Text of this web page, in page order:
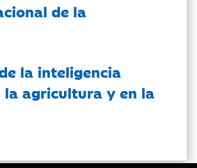
de la
la inteligencia
agricultura y en la